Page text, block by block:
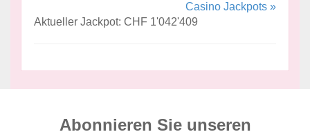
Casino Jackpots »
Aktueller Jackpot: CHF 1'042'409
Abonnieren Sie unseren